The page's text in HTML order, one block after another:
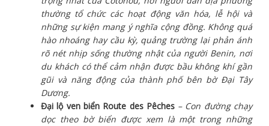
thường tổ chức các hoạt động văn hóa, lễ hội và
những sự kiện mang ý nghĩa cộng đồng. Không quá
hào nhoáng hay cầu kỳ, quảng trường lại phản ánh
rõ nét nhịp sống thường nhật của người Benin, nơi
du khách có thể cảm nhận được bầu không khí gần
gũi và năng động của thành phố bên bờ Đại Tây
Dương.
Đại lộ ven biển Route des Pêches – Con đường chạy
dọc theo bờ biển được xem là một trong những